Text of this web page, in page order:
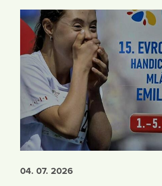
04. 07. 2026